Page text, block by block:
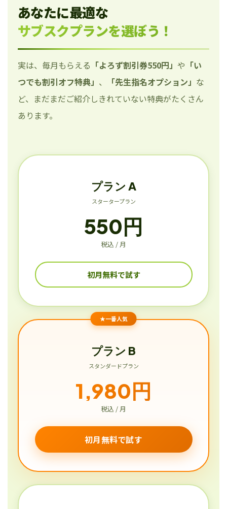
あなたに最適な
サブスクプランを選ぼう！
実は、毎月もらえる 「よろず割引券550円」 や 「い
つでも割引オフ特典」 、 「先生指名オプション」 な
ど、まだまだご紹介しきれていない特典がたくさん
あります。
プラン A
スタータープラン
550円
税込 / 月
初月無料で試す
★一番人気
プラン B
スタンダードプラン
1,980円
税込 / 月
初月無料で試す